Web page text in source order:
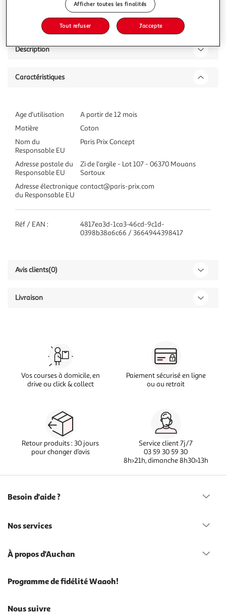
Description
Caractéristiques
Age d'utilisation
A partir de 12 mois
Matière
Coton
Nom du
Responsable EU
Paris Prix Concept
Adresse postale du
Responsable EU
Zi de l'argile - Lot 107 - 06370 Mouans
Sartoux
Adresse électronique
du Responsable EU
contact@paris-prix.com
Réf / EAN :
4817ea3d-1ca3-46cd-9c1d-
0398b38a6c66 / 3664944398417
Avis clients(0)
Livraison
Vos courses à domicile, en
drive ou click & collect
Paiement sécurisé en ligne
ou au retrait
Retour produits : 30 jours
pour changer d’avis
Service client 7j/7
03 59 30 59 30
8h>21h, dimanche 8h30>13h
Besoin d'aide ?
Nos services
À propos d'Auchan
Programme de fidélité Waaoh!
Nous suivre
Afficher toutes les finalités
Tout refuser J'accepte